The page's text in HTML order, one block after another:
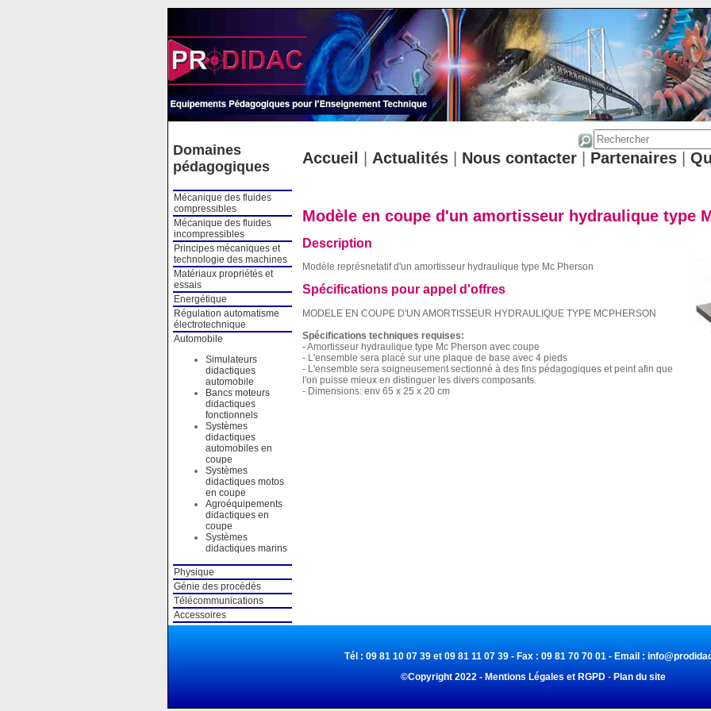
Domaines
pédagogiques
Mécanique des fluides
compressibles
Mécanique des fluides
incompressibles
Principes mécaniques et
technologie des machines
Matériaux propriétés et
essais
Energétique
Régulation automatisme
électrotechnique
Automobile
Simulateurs
didactiques
automobile
Bancs moteurs
didactiques
fonctionnels
Systèmes
didactiques
automobiles en
coupe
Systèmes
didactiques motos
en coupe
Agroéquipements
didactiques en
coupe
Systèmes
didactiques marins
Physique
Génie des procédés
Télécommunications
Accessoires
Accueil Actualités| Nous contacter| Partenaires|
Modèle en coupe d'un amortisseur hydraulique type
Description
Modèle représnetatif d'un amortisseur hydraulique type Mc Pherson
Spécifications pour appel d'offres
MODELE EN COUPE D'UN AMORTISSEUR HYDRAULIQUE TYPE MCPHERSON
Spécifications techniques requises:
- Amortisseur hydraulique type Mc Pherson avec coupe
- L'ensemble sera placé sur une plaque de base avec 4 pieds
- L'ensemble sera soigneusement sectionné à des fins pédagogiques et peint afin que
l'on puisse mieux en distinguer les divers composants.
- Dimensions: env 65 x 25 x 20 cm
Tél : 09 81 10 07 39 et 09 81 11 07 39 - Fax : 09 81 70 70 01 - Email :
©Copyright 2022 - Mentions Légales et RGPD - Plan du site